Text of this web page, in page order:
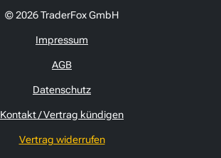
© 2026 TraderFox GmbH
Impressum
AGB
Datenschutz
Kontakt / Vertrag kündigen
Vertrag widerrufen